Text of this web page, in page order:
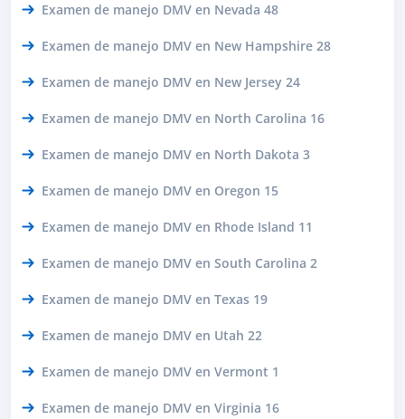
Examen de manejo DMV en Nevada 48
Examen de manejo DMV en New Hampshire 28
Examen de manejo DMV en New Jersey 24
Examen de manejo DMV en North Carolina 16
Examen de manejo DMV en North Dakota 3
Examen de manejo DMV en Oregon 15
Examen de manejo DMV en Rhode Island 11
Examen de manejo DMV en South Carolina 2
Examen de manejo DMV en Texas 19
Examen de manejo DMV en Utah 22
Examen de manejo DMV en Vermont 1
Examen de manejo DMV en Virginia 16